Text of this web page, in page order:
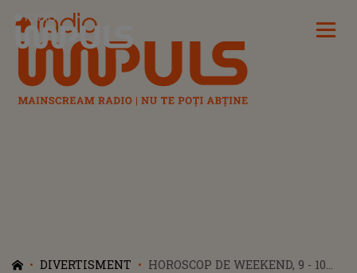
Radio Impuls
DIVERTISMENT
HOROSCOP DE WEEKEND, 9 - 10